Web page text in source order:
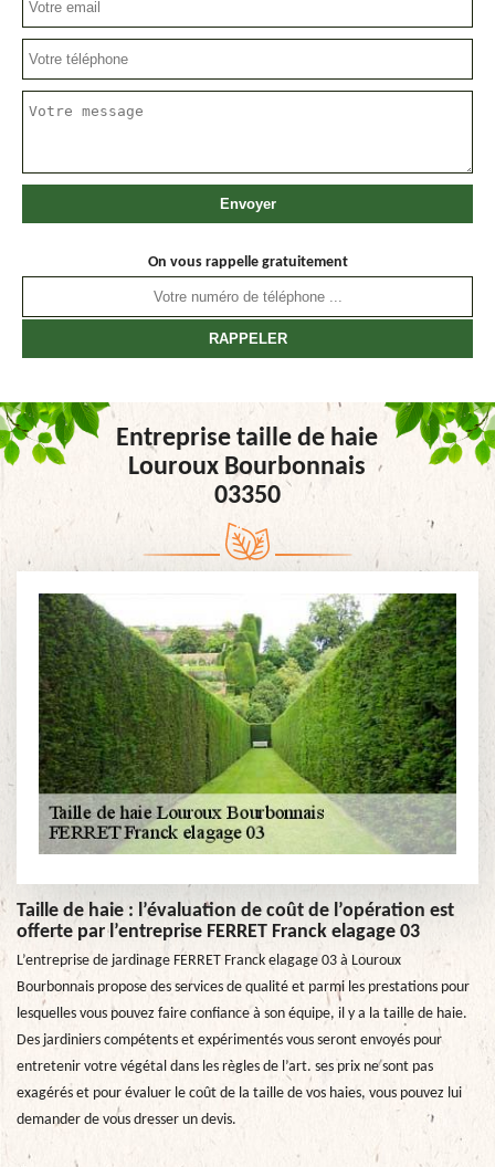
On vous rappelle gratuitement
Entreprise taille de haie
Louroux Bourbonnais
03350
Taille de haie : l’évaluation de coût de l’opération est
offerte par l’entreprise FERRET Franck elagage 03
L’entreprise de jardinage FERRET Franck elagage 03 à Louroux
Bourbonnais propose des services de qualité et parmi les prestations pour
lesquelles vous pouvez faire confiance à son équipe, il y a la taille de haie.
Des jardiniers compétents et expérimentés vous seront envoyés pour
entretenir votre végétal dans les règles de l’art. ses prix ne sont pas
exagérés et pour évaluer le coût de la taille de vos haies, vous pouvez lui
demander de vous dresser un devis.